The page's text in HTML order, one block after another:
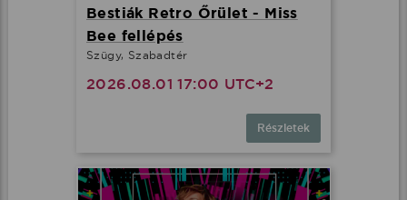
Bestiák Retro Őrület - Miss
Bee fellépés
Szügy, Szabadtér
2026.08.01 17:00 UTC+2
Részletek